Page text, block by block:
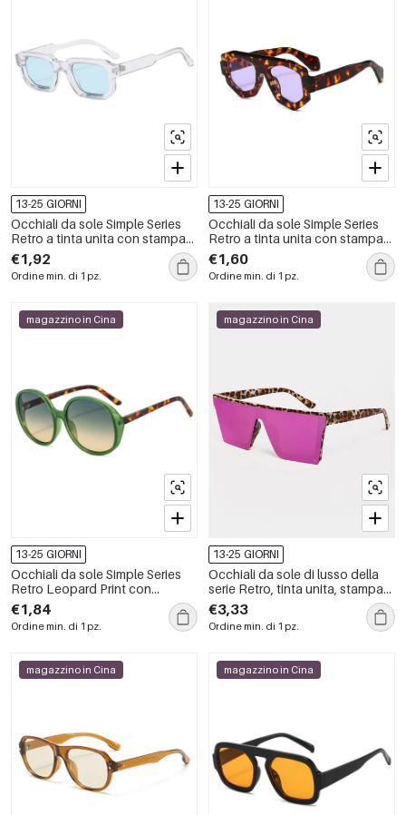
13-25 GIORNI
Occhiali da sole Simple Series
Retro a tinta unita con stampa
leopardata sfumata
€1,92
Ordine min. di 1 pz.
13-25 GIORNI
Occhiali da sole Simple Series
Retro a tinta unita con stampa
leopardata sfumata
€1,60
Ordine min. di 1 pz.
magazzino in Cina
13-25 GIORNI
Occhiali da sole Simple Series
Retro Leopard Print con
sfumature di colore miste
€1,84
Ordine min. di 1 pz.
magazzino in Cina
13-25 GIORNI
Occhiali da sole di lusso della
serie Retro, tinta unita, stampa
leopardata, colori misti sfumati.
€3,33
Ordine min. di 1 pz.
magazzino in Cina magazzino in Cina